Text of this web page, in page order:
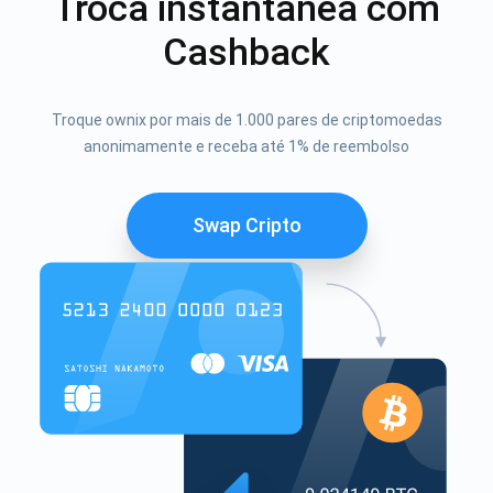
Cashback
Troque ownix por mais de 1.000 pares de criptomoedas
anonimamente e receba até 1% de reembolso
Swap Cripto